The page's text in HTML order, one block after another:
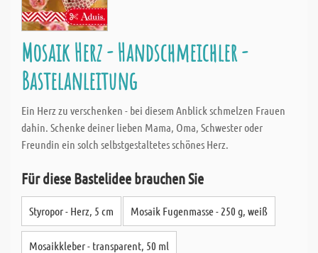
Mosaik Herz - Handschmeichler -
Bastelanleitung
Ein Herz zu verschenken - bei diesem Anblick schmelzen Frauen
dahin. Schenke deiner lieben Mama, Oma, Schwester oder
Freundin ein solch selbstgestaltetes schönes Herz.
Für diese Bastelidee brauchen Sie
Styropor - Herz, 5 cm Mosaik Fugenmasse - 250 g, weiß
Mosaikkleber - transparent, 50 ml